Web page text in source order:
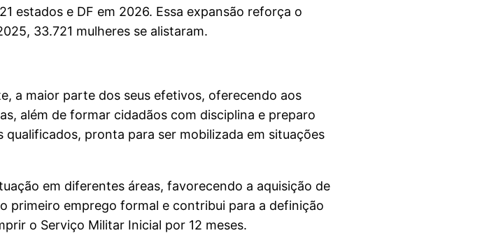
estados e DF em 2026. Essa expansão reforça o
33.721 mulheres se alistaram.
a maior parte dos seus efetivos, oferecendo aos
além de formar cidadãos com disciplina e preparo
pronta para ser mobilizada em situações
em diferentes áreas, favorecendo a aquisição de
primeiro emprego formal e contribui para a definição
o Serviço Militar Inicial por 12 meses.